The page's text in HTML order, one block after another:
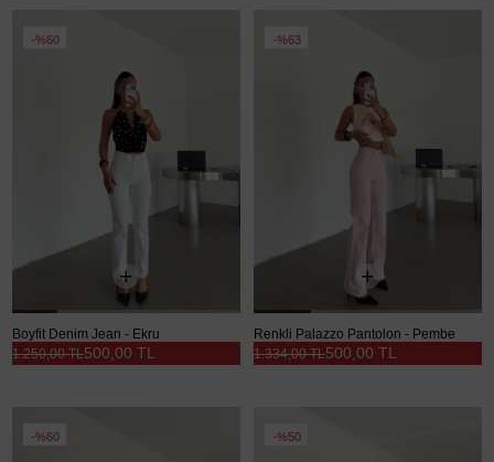
%60
Boyfit Denim Jean - Ekru
500,00 TL
1.250,00 TL
%63
Renkli Palazzo Pantolon - Pembe
500,00 TL
1.334,00 TL
%60 %50